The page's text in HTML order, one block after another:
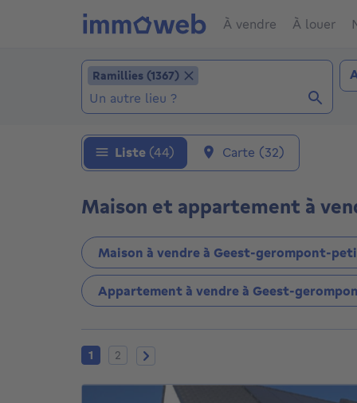
À vendre À louer
Localité (Localités déjà sélectionnées:
Ramillies (1367)
Ramillies (1367)
Ajouter un lieu
Liste (44) Carte (32)
Maison et appartement à
Maison à vendre à Geest-gerompont-
Appartement à vendre à Geest-
Page actuelle
1 Page 2
2 Page suivante